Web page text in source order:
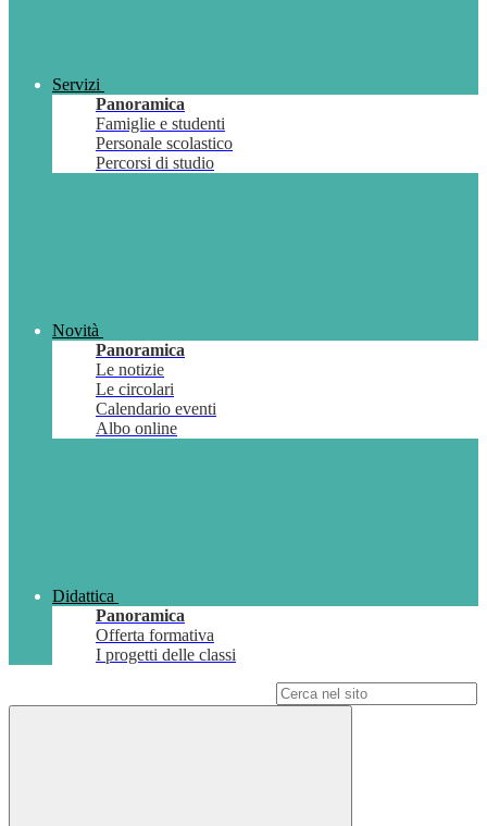
Servizi
Panoramica
Famiglie e studenti
Personale scolastico
Percorsi di studio
Novità
Panoramica
Le notizie
Le circolari
Calendario eventi
Albo online
Didattica
Panoramica
Offerta formativa
I progetti delle classi